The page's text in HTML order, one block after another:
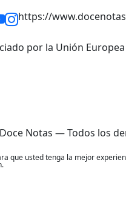
https://
Notas — Todos los
que usted tenga la mejor